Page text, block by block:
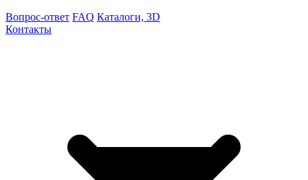
Вопрос-ответ FAQ Каталоги, 3D
Контакты